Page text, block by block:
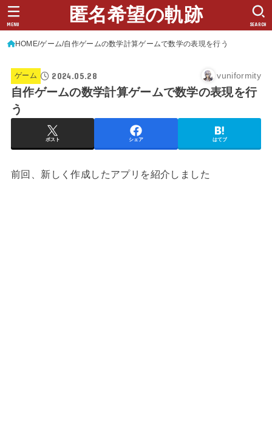
匿名希望の軌跡 SEARCH
MENU
HOME ゲーム 自作ゲームの数学計算ゲームで数学の表現を行う
ゲーム 2024.05.28 vuniformity
自作ゲームの数学計算ゲームで数学の表現を行
う
ポスト シェア はてブ
前回、新しく作成したアプリを紹介しました